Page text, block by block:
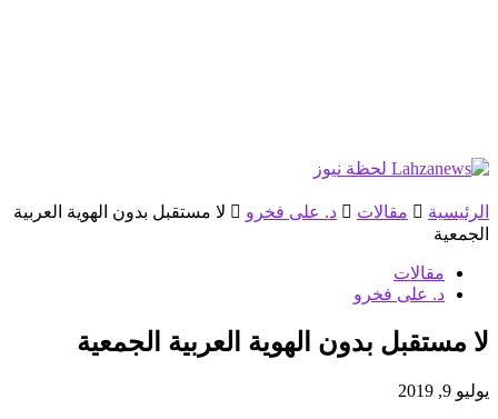
الرئيسية مقالات د. على فخرو
لا مستقبل بدون الهوية العربية
الجمعية
مقالات
د. على فخرو
لا مستقبل بدون الهوية العربية الجمعية
يوليو 9, 2019